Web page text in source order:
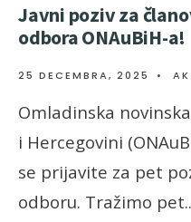
Javni poziv za
odbora ONAuBiH-a!
25 DECEMBRA, 2025 •
Omladinska
i Hercegovini
se prijavite za pet
odboru. Tražimo pet